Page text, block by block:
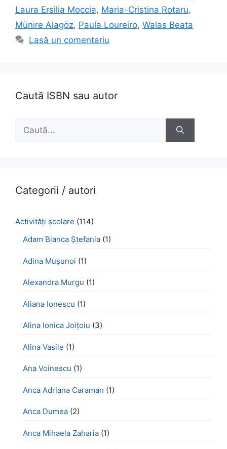
Laura Ersilia Moccia, Maria-Cristina Rotaru,
Münire Alagöz, Paula Loureiro, Walas Beata
Lasă un comentariu
Caută ISBN sau autor
după:
Categorii / autori
Activităţi şcolare (114)
Adam Bianca Ștefania (1)
Adina Mușunoi (1)
Alexandra Murgu (1)
Aliana Ionescu (1)
Alina Ionica Joițoiu (3)
Alina Vasile (1)
Ana Voinescu (1)
Anca Adriana Caraman (1)
Anca Dumea (2)
Anca Mihaela Zaharia (1)